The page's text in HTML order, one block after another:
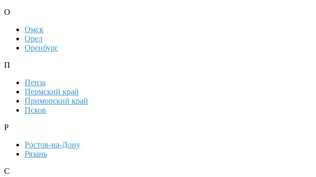
О
Омск
Орел
Оренбург
П
Пенза
Пермский край
Приморский край
Псков
Р
Ростов-на-Дону
Рязань
С